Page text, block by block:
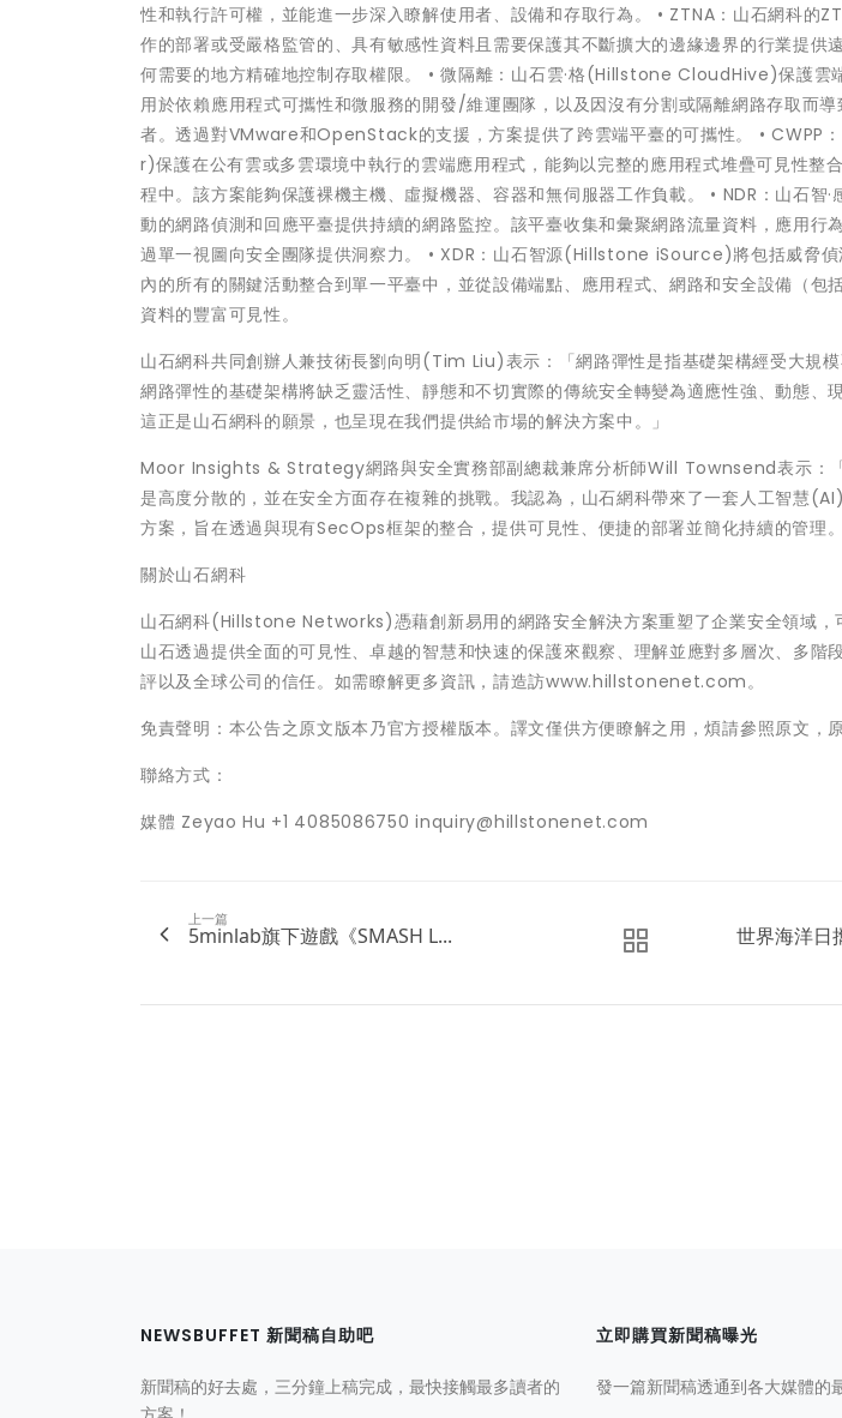
性和執行許可權，並能進一步深入瞭解使用者、設備和存取行為。 • ZTNA：山石網科的
作的部署或受嚴格監管的、具有敏感性資料且需要保護其不斷擴大的邊緣邊界的行業提供
何需要的地方精確地控制存取權限。 • 微隔離：山石雲·格(Hillstone CloudHive)保護雲
用於依賴應用程式可攜性和微服務的開發/維運團隊，以及因沒有分割或隔離網路存取而
者。透過對VMware和OpenStack的支援，方案提供了跨雲端平臺的可攜性。 •
r)保護在公有雲或多雲環境中執行的雲端應用程式，能夠以完整的應用程式堆疊可見性
程中。該方案能夠保護裸機主機、虛擬機器、容器和無伺服器工作負載。 • NDR：山石
動的網路偵測和回應平臺提供持續的網路監控。該平臺收集和彙聚網路流量資料，應用行
過單一視圖向安全團隊提供洞察力。 • XDR：山石智源(Hillstone iSource)將包括威脅偵
內的所有的關鍵活動整合到單一平臺中，並從設備端點、應用程式、網路和安全設備（包
資料的豐富可見性。
山石網科共同創辦人兼技術長劉向明(Tim Liu)表示：「網路彈性是指基礎架構經受大規
網路彈性的基礎架構將缺乏靈活性、靜態和不切實際的傳統安全轉變為適應性強、動態、
這正是山石網科的願景，也呈現在我們提供給市場的解決方案中。」
Moor Insights & Strategy網路與安全實務部副總裁兼席分析師Will Townsend表示：
是高度分散的，並在安全方面存在複雜的挑戰。我認為，山石網科帶來了一套人工智慧
方案，旨在透過與現有SecOps框架的整合，提供可見性、便捷的部署並簡化持續的管理。
關於山石網科
山石網科(Hillstone Networks)憑藉創新易用的網路安全解決方案重塑了企業安全領域，
山石透過提供全面的可見性、卓越的智慧和快速的保護來觀察、理解並應對多層次、多階
評以及全球公司的信任。如需瞭解更多資訊，請造訪www.hillstonenet.com。
免責聲明：本公告之原文版本乃官方授權版本。譯文僅供方便瞭解之用，煩請參照原文，
聯絡方式：
媒體 Zeyao Hu +1 4085086750 inquiry@hillstonenet.com
上一篇
5minlab旗下遊戲《SMASH L...
世界海洋日
NEWSBUFFET 新聞稿自助吧
新聞稿的好去處，三分鐘上稿完成，最快接觸最多讀者的
立即購買新聞稿曝光
發一篇新聞稿透通到各大媒體的